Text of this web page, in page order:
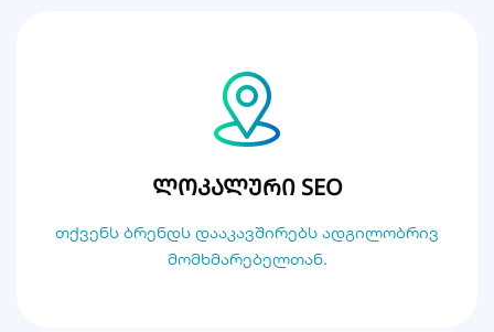
ლოკალური SEO
თქვენს ბრენდს დააკავშირებს ადგილობრივ
მომხმარებელთან.